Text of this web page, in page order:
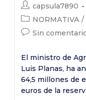
Autor
de
la
entrada:
capsula7890
Categoría
de
NORMATIVA /
Comentarios
la
entrada:
Sin
El ministro de
Luis Planas, ha
64,5 millones de
euros de la